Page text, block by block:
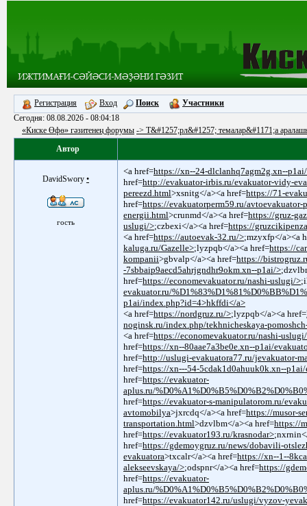
Регистрация Вход Поиск
Участники
Сегодня: 08.08.2026 - 08:04:18
«Киске Өфө» гәзитенең форумы -> Т&#1257;рл&#1257; темалар&#1171;а
Автор
DavidSwory •
гость
<a href=https://xn--24-dlclanhq7agm2g.xn--
href=http://evakuator-irbis.ru/evakuator-vidy-
pereezd.html>xsnitg</a><a href=https://71-
href=https://evakuatorperm59.ru/avtoevakuator-
energii.html>crunmd</a><a href=https://gruz-
uslugi/>;czbexi</a><a href=https://
<a href=https://autoevak-32.ru/>;mzyxfp</a><a
kaluga.ru/Gazelle>;lyzpqb</a><a href=https://
kompanii>gbvalp</a><a href=https://
-7sbbaip9aecd5ahrjgndhr9okm.xn--p1ai/>
href=https://economevakuator.ru/nashi-uslugi/>
evakuator.ru/
p1ai/index.php?id=4>hkffdi</a>
<a href=https://nordgruz.ru/>;lyzpqb</a><a href=
noginsk.ru/index.php/tekhnicheskaya-
<a href=https://economevakuator.ru/nashi-
href=https://xn--80aae7a3be0e.xn--p1ai/
href=http://uslugi-evakuatora77.ru/jevakuator-
href=https://xn---54-5cdak1d0ahuuk0k.xn--
href=https://evakuator-
aplus.ru/
href=https://evakuator-s-manipulatorom.ru/
avtomobilya>jxrcdq</a><a href=https://musor-
transportation.html>dzvlbm</a><a href=https://
href=https://evakuator193.ru/krasnodar>
href=https://gdemoygruz.ru/news/dobavili-
evakuatora>txcalr</a><a href=https://xn--1--
alekseevskaya/>;odspnr</a><a href=https://
href=https://evakuator-
aplus.ru/
href=https://evakuator142.ru/uslugi/vyzov-